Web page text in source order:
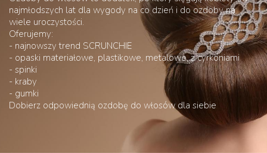
najmłodszych lat dla wygody na co dzień i do ozdoby na
wiele uroczystości.
Oferujemy:
- najnowszy trend SCRUNCHIE
- opaski materiałowe, plastikowe, metalowe, z cyrkoniami
- spinki
- kraby
- gumki
Dobierz odpowiednią ozdobę do włosów dla siebie